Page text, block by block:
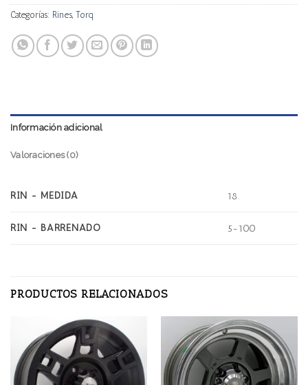
Categorías: Rines, Torq
Información adicional
Valoraciones (0)
RIN - MEDIDA 18
RIN - BARRENADO 5-100
PRODUCTOS RELACIONADOS